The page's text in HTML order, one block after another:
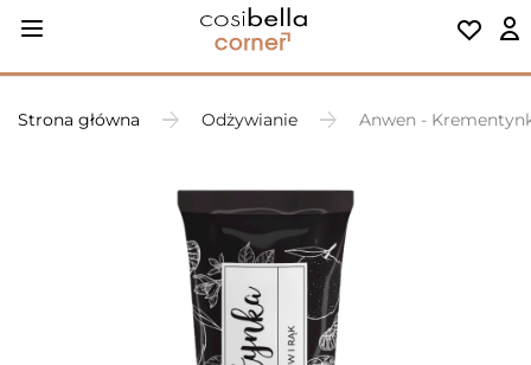
Strona główna Odżywianie Anwen -